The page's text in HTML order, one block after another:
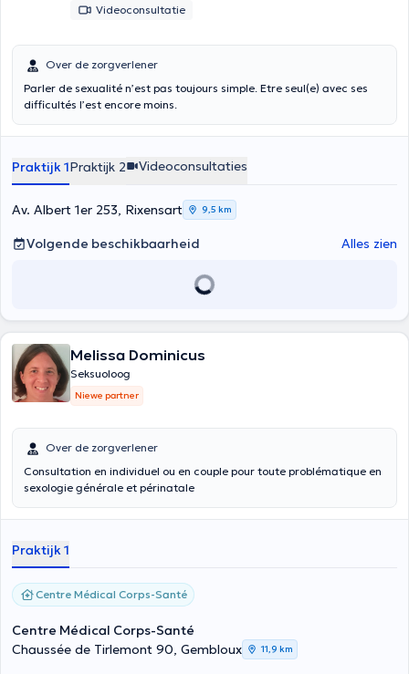
Videoconsultatie
Over de zorgverlener
Parler de sexualité n’est pas toujours simple. Etre seul(e) avec ses
difficultés l’est encore moins.
Praktijk 1Praktijk 2 Videoconsultaties
Av. Albert 1er 253, Rixensart 9,5 km
Volgende beschikbaarheid Alles zien
Melissa Dominicus
Seksuoloog
Niewe partner
Over de zorgverlener
Consultation en individuel ou en couple pour toute problématique en
sexologie générale et périnatale
Praktijk 1
Centre Médical Corps-Santé
Centre Médical Corps-Santé
Chaussée de Tirlemont 90, Gembloux
11,9 km